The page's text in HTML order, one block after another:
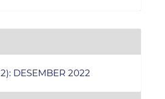
DESEMBER 2022